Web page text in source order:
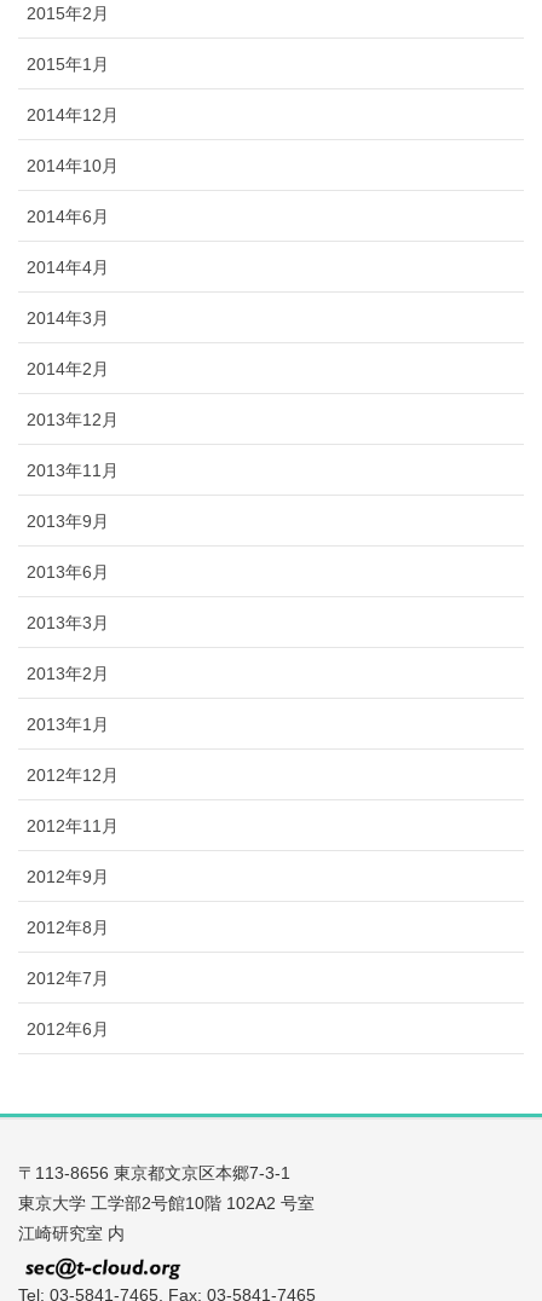
2015年2月
2015年1月
2014年12月
2014年10月
2014年6月
2014年4月
2014年3月
2014年2月
2013年12月
2013年11月
2013年9月
2013年6月
2013年3月
2013年2月
2013年1月
2012年12月
2012年11月
2012年9月
2012年8月
2012年7月
2012年6月
〒113-8656 東京都文京区本郷7-3-1
東京大学 工学部2号館10階 102A2 号室
江崎研究室 内
Tel: 03-5841-7465, Fax: 03-5841-7465